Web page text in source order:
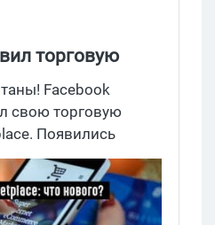
торговую
Facebook
свою торговую
Появились
на ИИ, а
оценивать